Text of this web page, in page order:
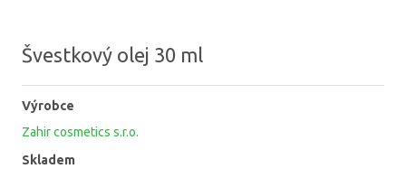
Švestkový olej 30 ml
Výrobce
Zahir cosmetics s.r.o.
Skladem